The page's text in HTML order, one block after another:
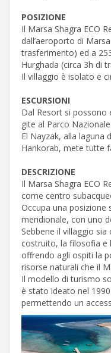
POSIZIONE
Il Marsa Shagra ECO
dall’aeroporto di
trasferimento) ed a
Hurghada (circa 3h di
Il villaggio è isolato e
ESCURSIONI
Dal Resort si possono
gite al Parco
El Nayzak, alla laguna
Hankorab, mete tutte
DESCRIZIONE
Il Marsa Shagra ECO
come centro
Occupa una posizione
meridionale, con uno
Sebbene il villaggio
costruito, la filosofia e
offrendo agli ospiti la
risorse naturali che il
Il modello di turismo
è stato ideato nel
permettendo un